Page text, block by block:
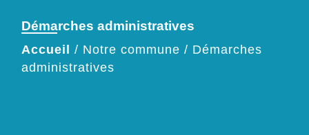
Démarches administratives
Accueil / Notre commune / Démarches
administratives